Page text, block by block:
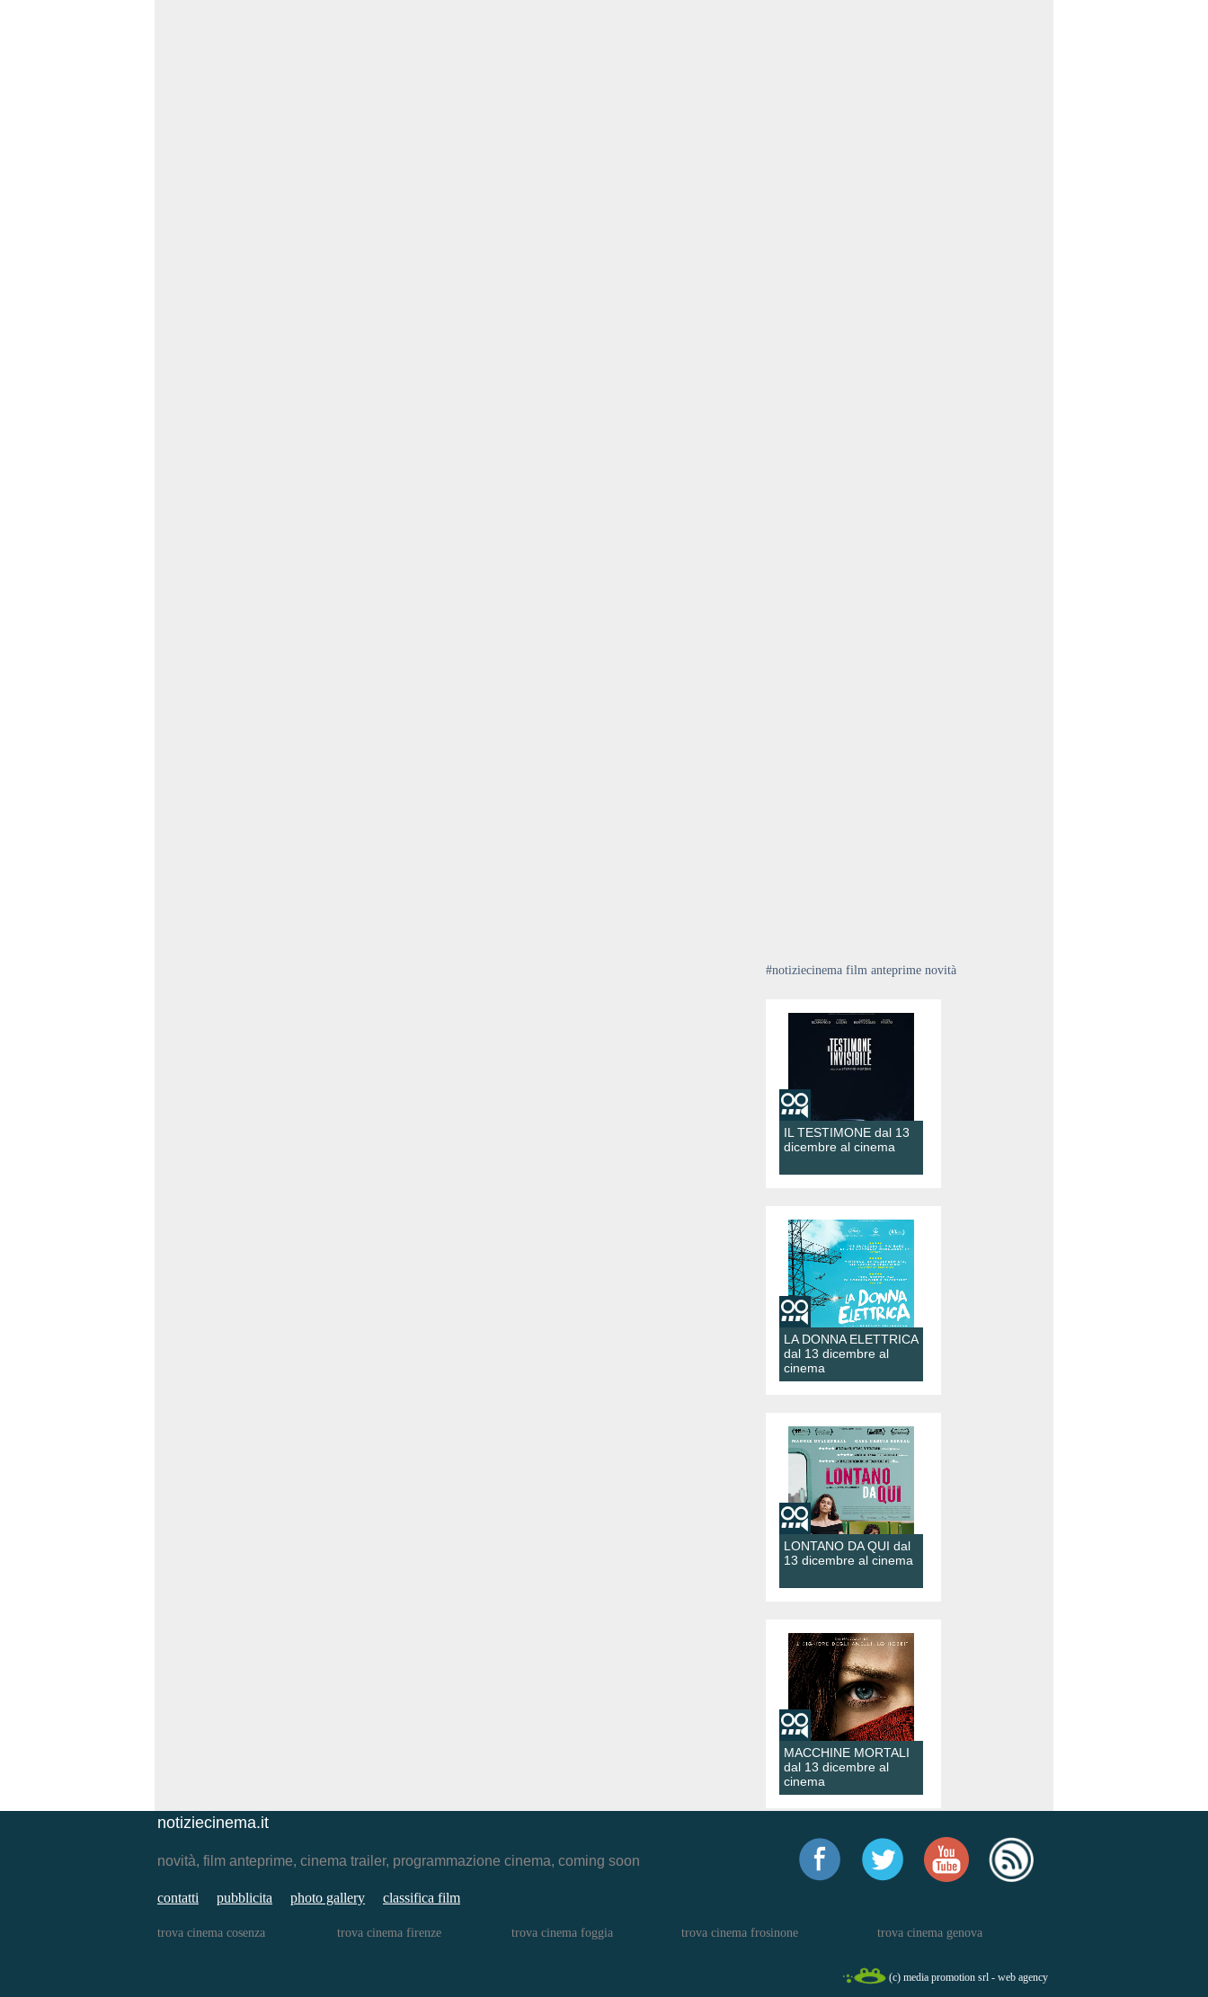
#notiziecinema film anteprime novità
IL TESTIMONE dal 13
dicembre al cinema
LA DONNA ELETTRICA
dal 13 dicembre al
cinema
LONTANO DA QUI dal
13 dicembre al cinema
MACCHINE MORTALI
dal 13 dicembre al
cinema
notiziecinema.it
novità, film anteprime, cinema trailer, programmazione cinema, coming soon
contatti pubblicita photo gallery classifica film
trova cinema cosenza trova cinema firenze trova cinema foggia trova cinema frosinone trova cinema genova
(c) media promotion srl - web agency